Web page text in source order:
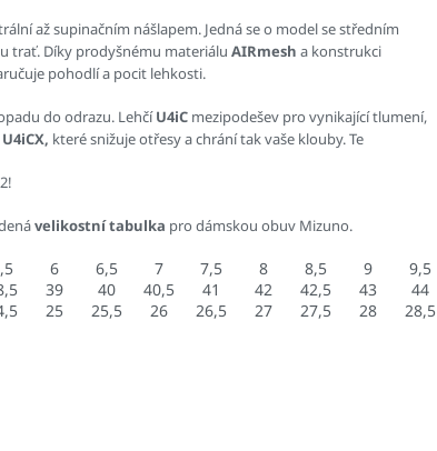
až supinačním nášlapem. Jedná se o model se středním
trať. Díky prodyšnému materiálu AIRmesh a konstrukci
pohodlí a pocit lehkosti.
do odrazu. Lehčí U4iC mezipodešev pro vynikající tlumení,
U4iCX, které snižuje otřesy a chrání tak vaše klouby. Te
velikostní tabulka pro dámskou obuv Mizuno.
6 6,5 7 7,5 8 8,5 9
9,5
39 40 40,5 41 42 42,5 43
44
25 25,5 26 26,5 27 27,5 28 28,5